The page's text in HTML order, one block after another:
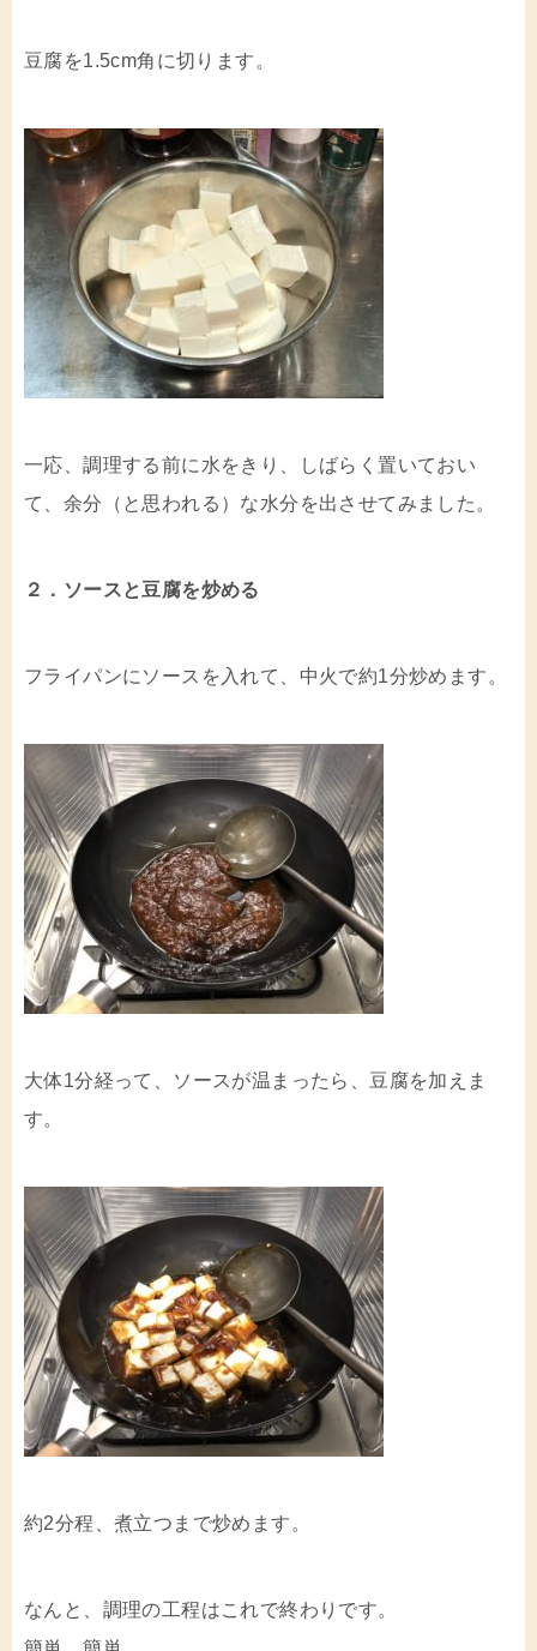
豆腐を1.5cm角に切ります。
一応、調理する前に水をきり、しばらく置いておい
て、余分（と思われる）な水分を出させてみました。
２．ソースと豆腐を炒める
フライパンにソースを入れて、中火で約1分炒めます。
大体1分経って、ソースが温まったら、豆腐を加えま
す。
約2分程、煮立つまで炒めます。
なんと、調理の工程はこれで終わりです。